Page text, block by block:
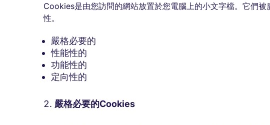
Cookies是由您訪問的網站放置於您電腦上的小文字檔。它們
性。
嚴格必要的
性能性的
功能性的
定向性的
嚴格必要的Cookies